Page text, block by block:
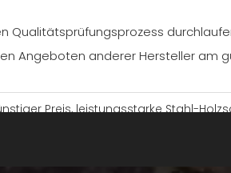
Qualitätsprüfungsprozess
Angeboten anderer Hersteller am
Preis, leistungsstarke Stahl-
für Kettensägen/Gliederketten/